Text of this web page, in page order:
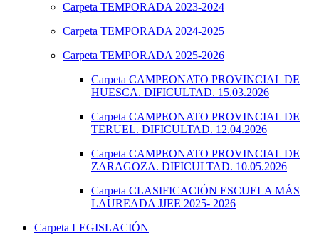
Carpeta TEMPORADA 2023-2024
Carpeta TEMPORADA 2024-2025
Carpeta TEMPORADA 2025-2026
Carpeta CAMPEONATO PROVINCIAL DE
HUESCA. DIFICULTAD. 15.03.2026
Carpeta CAMPEONATO PROVINCIAL DE
TERUEL. DIFICULTAD. 12.04.2026
Carpeta CAMPEONATO PROVINCIAL DE
ZARAGOZA. DIFICULTAD. 10.05.2026
Carpeta CLASIFICACIÓN ESCUELA MÁS
LAUREADA JJEE 2025- 2026
Carpeta LEGISLACIÓN